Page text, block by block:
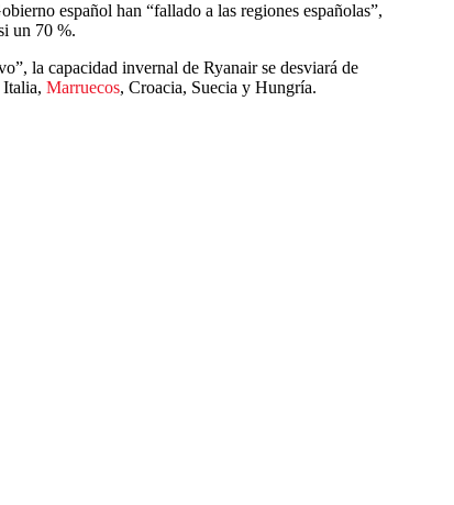
español han “fallado a las regiones españolas”,
un 70 %.
la capacidad invernal de Ryanair se desviará de
Italia, Marruecos, Croacia, Suecia y Hungría.